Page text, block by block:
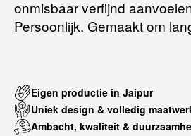
onmisbaar verfijnd
Persoonlijk. Gemaakt om
Eigen productie in Jaipur
Uniek design & volledig
Ambacht, kwaliteit &